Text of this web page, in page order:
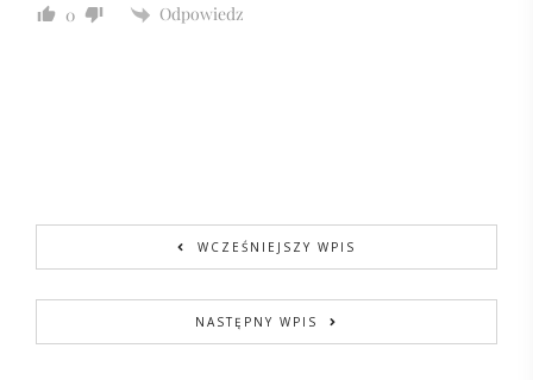
0 Odpowiedz
WCZEŚNIEJSZY WPIS
NASTĘPNY WPIS